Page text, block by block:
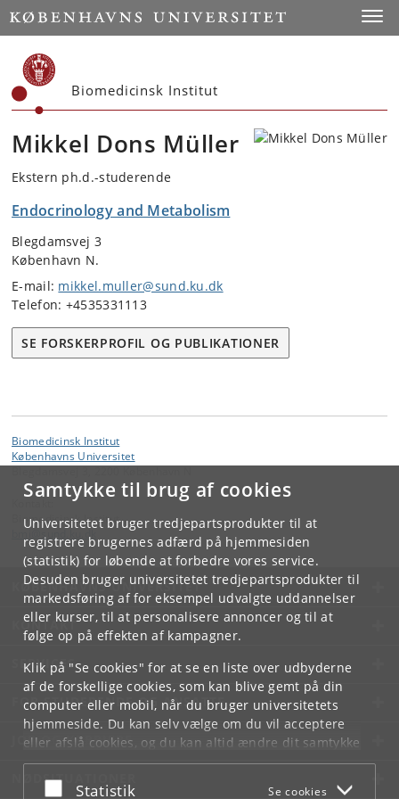
Samtykke til brug af cookies
Universitetet bruger tredjepartsprodukter til at
registrere brugernes adfærd på hjemmesiden
(statistik) for løbende at forbedre vores service.
Desuden bruger universitetet tredjepartsprodukter til
markedsføring af for eksempel udvalgte uddannelser
eller kurser, til at personalisere annoncer og til at
følge op på effekten af kampagner.
Klik på "Se cookies" for at se en liste over udbyderne
af de forskellige cookies, som kan blive gemt på din
computer eller mobil, når du bruger universitetets
hjemmeside. Du kan selv vælge om du vil acceptere
eller afslå cookies, og du kan altid ændre dit samtykke
underCookie- og privatlivspolitiksom du finder i
bunden af hver side.
Acceptér eller afslå
Statistik Se cookies
Start
Biomedicinsk Institut
Mikkel Dons Müller
Ekstern ph.d.-studerende
Endocrinology and Metabolism
Blegdamsvej 3
København N.
E-mail: mikkel.muller@sund.ku.dk
Telefon: +4535331113
SE FORSKERPROFIL OG PUBLIKATIONER
Biomedicinsk Institut
Københavns Universitet
Biomedicinsk Institut
KØBENHAVNS UNIVERSITET
KONTAKT
SERVICES
FOR STUDERENDE OG ANSATTE
JOB OG KARRIERE
NØDSITUATIONER